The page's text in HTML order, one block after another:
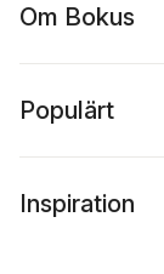
Om Bokus
Populärt
Inspiration